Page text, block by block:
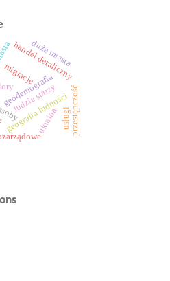
geografia ludności
geodemografia
handel detaliczny
duże miasta
przestępczość
migracje
ludzie starzy
ukraina usługi